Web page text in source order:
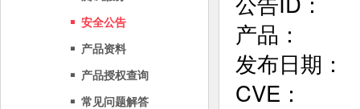
安全公告
产品资料
产品授权查询
常见问题解答
产品：
发布日期：
CVE：